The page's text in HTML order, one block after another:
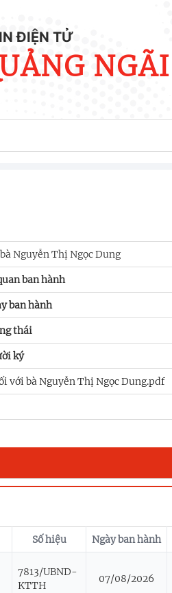
ĐIỆN TỬ
NGÃI
Nguyễn Thị Ngọc Dung
ban hành
ban hành
thái
ký
với bà Nguyễn Thị Ngọc Dung.pdf
Số hiệu Ngày ban hành
7813/UBND-
KTTH
07/08/2026